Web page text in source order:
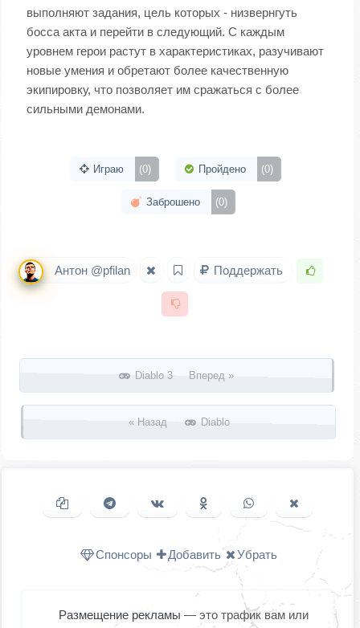
выполняют задания, цель которых - низвернгуть
босса акта и перейти в следующий. С каждым
уровнем герои растут в характеристиках, разучивают
новые умения и обретают более качественную
экипировку, что позволяет им сражаться с более
сильными демонами.
Играю (0) Пройдено (0)
Заброшено (0)
Антон @pfilan Поддержать
Запись навигация
Diablo 3 Вперед »
« Назад Diablo
Копировать ссылкуПоделиться в Telegram
Поделиться ВКонтакте
Поделиться в
Одноклассниках
Поделиться в
WhatsAppв X
Спонсоры Добавить Убрать
Размещение рекламы — это трафик вам или